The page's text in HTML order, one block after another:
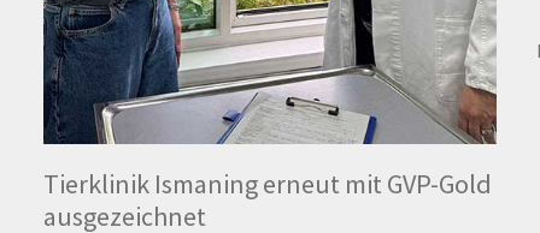
Tierklinik Ismaning erneut mit GVP-Gold
ausgezeichnet